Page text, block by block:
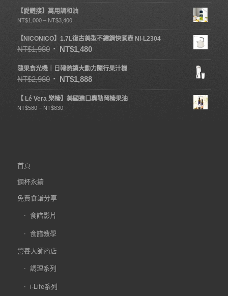
【愛鏈接】萬用調和油
NT$1,000 – NT$3,400
【NICONICO】1.7L復古美型不鏽鋼快煮壺 NI-L2304
NT$1,980 NT$1,480
隨果食光機｜日韓熱銷大動力隨行果汁機
NT$2,980 NT$1,888
【 Lé Vera 樂榛】美國進口奧勒岡榛果油
NT$580 – NT$830
首頁
鋼杯永續
免費食譜分享
食譜影片
食譜教學
營養大師商店
調理系列
i-Life系列